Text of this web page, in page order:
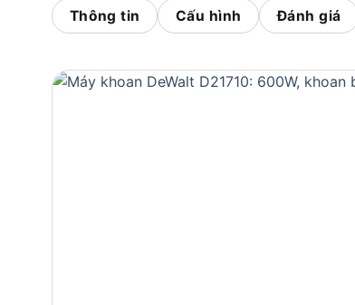
Thông tin Cấu hình Đánh giá